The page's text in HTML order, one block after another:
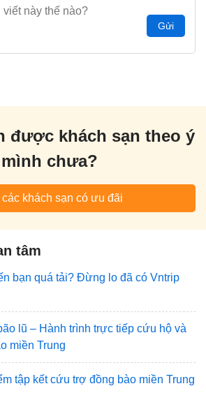
Gửi
được khách sạn theo ý
mình chưa?
các khách sạn có ưu đãi
tâm
bạn quá tải? Đừng lo đã có Vntrip
lũ – Hành trình trực tiếp cứu hộ và
miền Trung
tập kết cứu trợ đồng bào miền Trung